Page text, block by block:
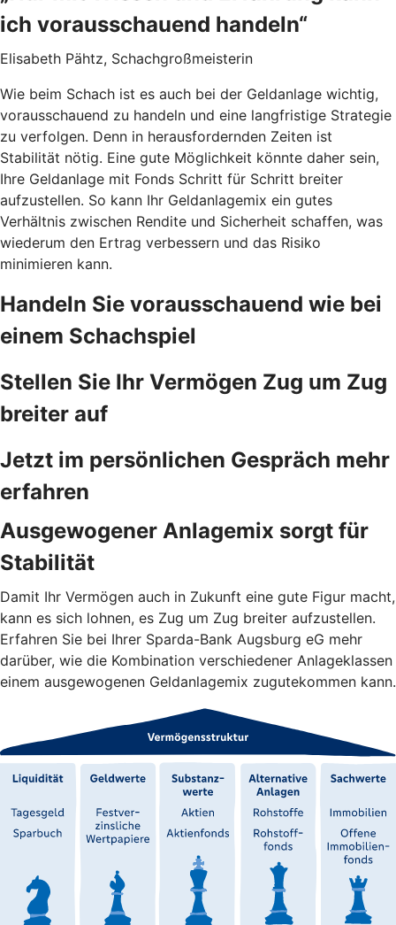
ich vorausschauend handeln“
Elisabeth Pähtz, Schachgroßmeisterin
Wie beim Schach ist es auch bei der Geldanlage wichtig,
vorausschauend zu handeln und eine langfristige Strategie
zu verfolgen. Denn in herausfordernden Zeiten ist
Stabilität nötig. Eine gute Möglichkeit könnte daher sein,
Ihre Geldanlage mit Fonds Schritt für Schritt breiter
aufzustellen. So kann Ihr Geldanlagemix ein gutes
Verhältnis zwischen Rendite und Sicherheit schaffen, was
wiederum den Ertrag verbessern und das Risiko
minimieren kann.
Handeln Sie vorausschauend wie bei
einem Schachspiel
Stellen Sie Ihr Vermögen Zug um Zug
breiter auf
Jetzt im persönlichen Gespräch mehr
erfahren
Ausgewogener Anlagemix sorgt für
Stabilität
Damit Ihr Vermögen auch in Zukunft eine gute Figur macht,
kann es sich lohnen, es Zug um Zug breiter aufzustellen.
Erfahren Sie bei Ihrer Sparda-Bank Augsburg eG mehr
darüber, wie die Kombination verschiedener Anlageklassen
einem ausgewogenen Geldanlagemix zugutekommen kann.